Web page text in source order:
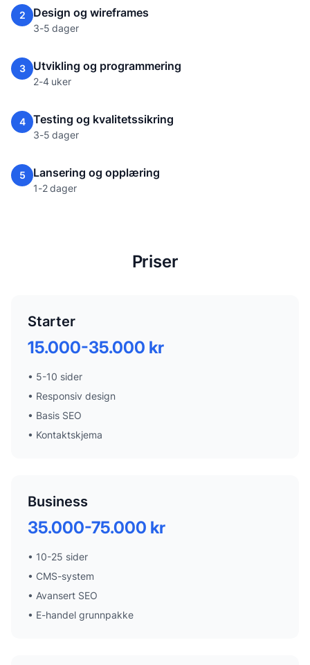
2 Design og wireframes
3-5 dager
3 Utvikling og programmering
2-4 uker
4 Testing og kvalitetssikring
3-5 dager
5 Lansering og opplæring
1-2 dager
Priser
Starter
15.000-35.000 kr
• 5-10 sider
• Responsiv design
• Basis SEO
• Kontaktskjema
Business
35.000-75.000 kr
• 10-25 sider
• CMS-system
• Avansert SEO
• E-handel grunnpakke